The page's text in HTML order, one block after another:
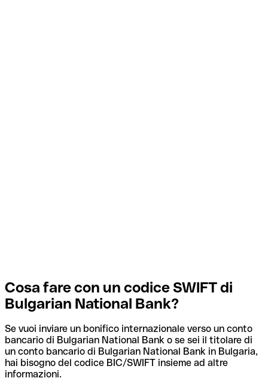
Cosa fare con un codice SWIFT di
Bulgarian National Bank?
Se vuoi inviare un bonifico internazionale verso un conto
bancario di Bulgarian National Bank o se sei il titolare di
un conto bancario di Bulgarian National Bank in Bulgaria,
hai bisogno del codice BIC/SWIFT insieme ad altre
informazioni.